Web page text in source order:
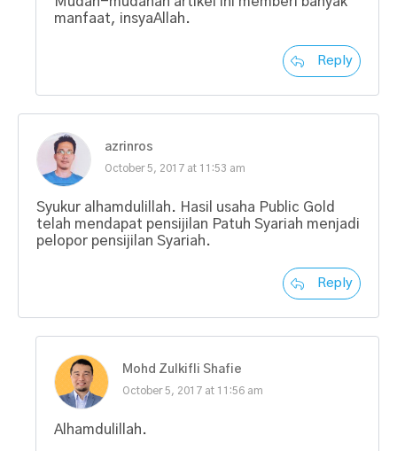
manfaat, insyaAllah.
Reply
azrinros
October 5, 2017 at 11:53 am
Syukur alhamdulillah. Hasil usaha Public Gold
telah mendapat pensijilan Patuh Syariah menjadi
pelopor pensijilan Syariah.
Reply
Mohd Zulkifli Shafie
October 5, 2017 at 11:56 am
Alhamdulillah.